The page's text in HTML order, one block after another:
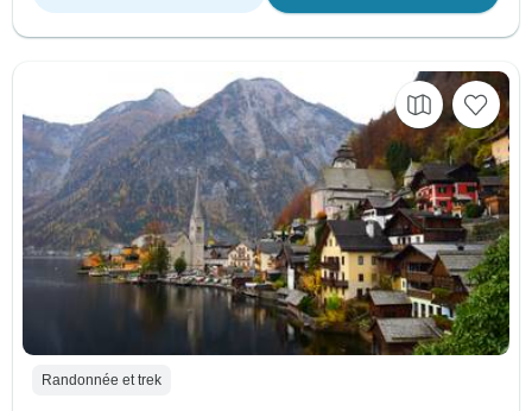
Randonnée et trek